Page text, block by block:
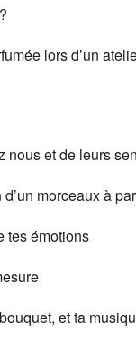
lors d’un
nous et de leurs
morceaux à
tes émotions
et ta